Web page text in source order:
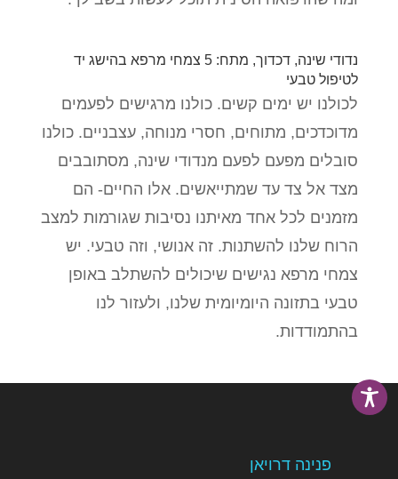
נדודי שינה, דכדוך, מתח: 5 צמחי מרפא בהישג יד
לטיפול טבעי
לכולנו יש ימים קשים. כולנו מרגישים לפעמים
מדוכדכים, מתוחים, חסרי מנוחה, עצבניים. כולנו
סובלים מפעם לפעם מנדודי שינה, מסתובבים
מצד אל צד עד שמתייאשים. אלו החיים- הם
מזמנים לכל אחד מאיתנו נסיבות שגורמות למצב
הרוח שלנו להשתנות. זה אנושי, וזה טבעי. יש
צמחי מרפא נגישים שיכולים להשתלב באופן
טבעי בתזונה היומיומית שלנו, ולעזור לנו
בהתמודדות.
פנינה דרויאן